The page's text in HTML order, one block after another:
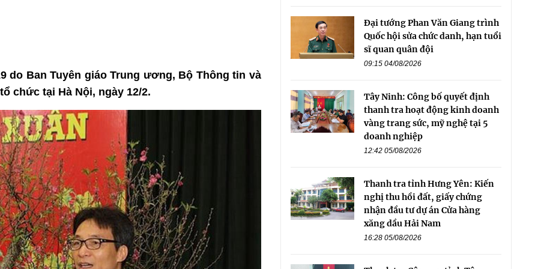
do Ban Tuyên giáo Trung ương, Bộ Thông tin và
chức tại Hà Nội, ngày 12/2.
Đại tướng Phan Văn Giang trình
Quốc hội sửa chức danh, hạn tuổi
sĩ quan quân đội
09:15 04/08/2026
Tây Ninh: Công bố quyết định
thanh tra hoạt động kinh doanh
vàng trang sức, mỹ nghệ tại 5
doanh nghiệp
12:42 05/08/2026
Thanh tra tỉnh Hưng Yên: Kiến
nghị thu hồi đất, giấy chứng
nhận đầu tư dự án Cửa hàng
xăng dầu Hải Nam
16:28 05/08/2026